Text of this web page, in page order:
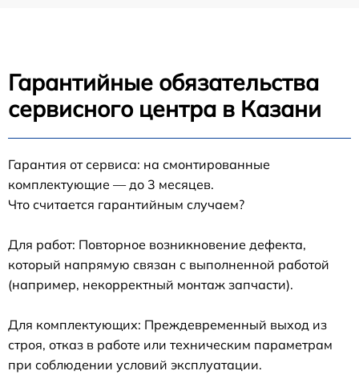
Гарантийные обязательства
сервисного центра в Казани
Гарантия от сервиса: на смонтированные
комплектующие — до 3 месяцев.
Что считается гарантийным случаем?
Для работ: Повторное возникновение дефекта,
который напрямую связан с выполненной работой
(например, некорректный монтаж запчасти).
Для комплектующих: Преждевременный выход из
строя, отказ в работе или техническим параметрам
при соблюдении условий эксплуатации.